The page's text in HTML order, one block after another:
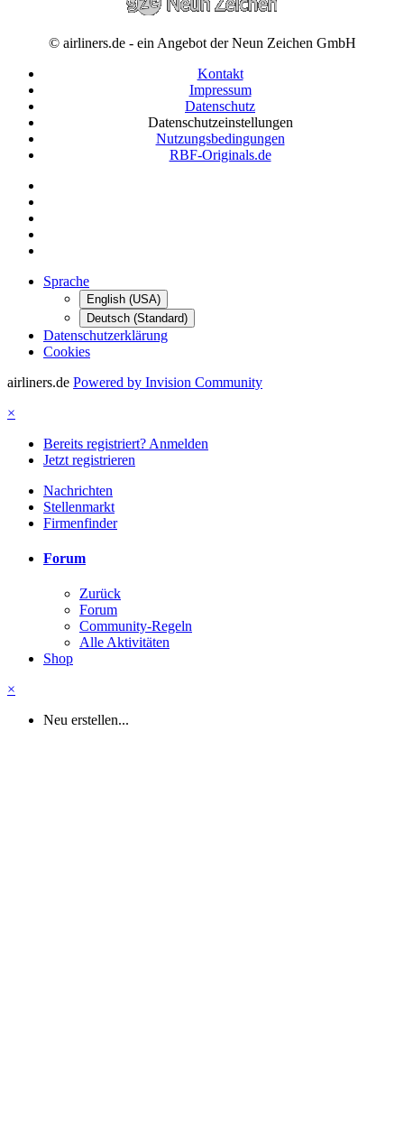
© airliners.de - ein Angebot der Neun Zeichen GmbH
Kontakt
Impressum
Datenschutz
Datenschutzeinstellungen
Nutzungsbedingungen
RBF-Originals.de
Sprache
English (USA)
Deutsch (Standard)
Datenschutzerklärung
Cookies
airliners.de Powered by Invision Community
×
Bereits registriert? Anmelden
Jetzt registrieren
Nachrichten
Stellenmarkt
Firmenfinder
Forum
Zurück
Forum
Community-Regeln
Alle Aktivitäten
Shop
×
Neu erstellen...